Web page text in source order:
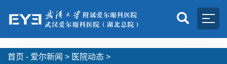
首页 - 爱尔新闻 > 医院动态 >